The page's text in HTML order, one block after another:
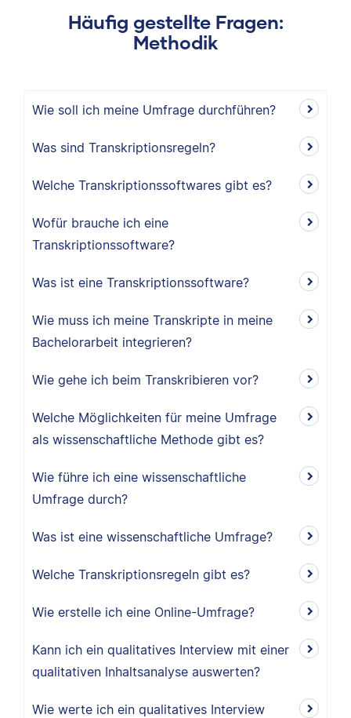
Häufig gestellte Fragen:
Methodik
Wie soll ich meine Umfrage durchführen?
Was sind Transkriptionsregeln?
Welche Transkriptionssoftwares gibt es?
Wofür brauche ich eine
Transkriptionssoftware?
Was ist eine Transkriptionssoftware?
Wie muss ich meine Transkripte in meine
Bachelorarbeit integrieren?
Wie gehe ich beim Transkribieren vor?
Welche Möglichkeiten für meine Umfrage
als wissenschaftliche Methode gibt es?
Wie führe ich eine wissenschaftliche
Umfrage durch?
Was ist eine wissenschaftliche Umfrage?
Welche Transkriptionsregeln gibt es?
Wie erstelle ich eine Online-Umfrage?
Kann ich ein qualitatives Interview mit einer
qualitativen Inhaltsanalyse auswerten?
Wie werte ich ein qualitatives Interview